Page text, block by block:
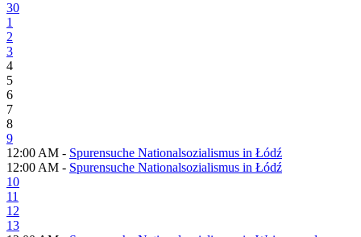
30
1
2
3
4
5
6
7
8
9
12:00 AM - Spurensuche Nationalsozialismus in Łódź
12:00 AM - Spurensuche Nationalsozialismus in Łódź
10
11
12
13